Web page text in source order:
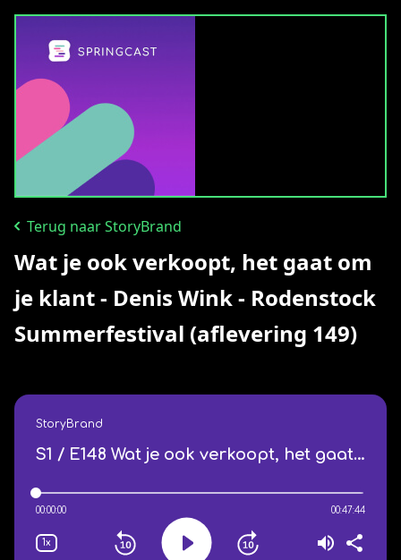
Terug naar StoryBrand
Wat je ook verkoopt, het gaat om
je klant - Denis Wink - Rodenstock
Summerfestival (aflevering 149)